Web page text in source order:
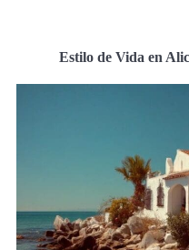
Estilo de Vida en